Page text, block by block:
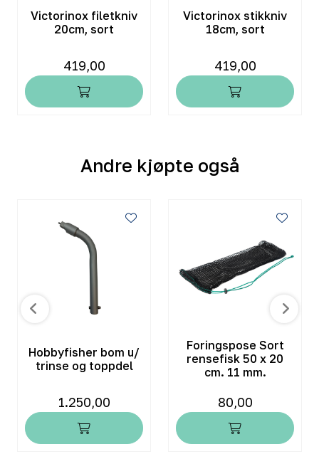
Victorinox filetkniv
20cm, sort
419,00
Victorinox stikkniv
18cm, sort
419,00
Andre kjøpte også
Hobbyfisher bom u/
trinse og toppdel
1.250,00
Foringspose Sort
rensefisk 50 x 20
cm. 11 mm.
80,00